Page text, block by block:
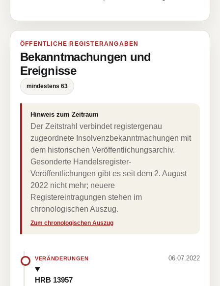
ÖFFENTLICHE REGISTERANGABEN
Bekanntmachungen und
Ereignisse
mindestens 63
Hinweis zum Zeitraum
Der Zeitstrahl verbindet registergenau
zugeordnete Insolvenzbekanntmachungen mit
dem historischen Veröffentlichungsarchiv.
Gesonderte Handelsregister-
Veröffentlichungen gibt es seit dem 2. August
2022 nicht mehr; neuere
Registereintragungen stehen im
chronologischen Auszug.
Zum chronologischen Auszug
VERÄNDERUNGEN 06.07.2022
HRB 13957